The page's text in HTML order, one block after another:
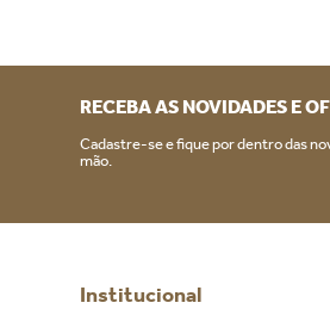
RECEBA AS NOVIDADES E
Cadastre-se e fique por dentro das
mão.
Institucional